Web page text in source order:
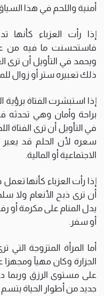
أمنية واللحم في هذا
إذا رأت العزباء كأنها
فاستحسنت ما فيه من
ويحمد في التأويل أن ترى
ذلك تعبيره ستر أو زوال
إذا استبشرت الفتاة برؤية
براحة وأمان وهي تحدثه
في التأويل أن ترى الفتاة
سعره لأن الحلم قد يعبر
الاجتماعية أو المالية.
إذا رأت العزباء كأنها
أن ترى ذبح الأنعام ولا
يدل المنام على مكرمة أو
أو سفر.
أما المرأة المتزوجة
الجزارة وكان مهيآ
على مستوى الرزق وربما
جديد من أطوار الحياة يتسم